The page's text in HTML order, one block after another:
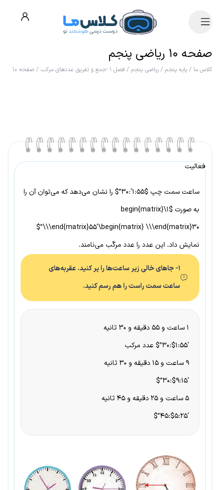
صفحه ۱۰ ریاضی پنجم
کلاس ما / پایه پنجم / ریاضی پنجم / فصل ۱ -جمع و تفریق عددهای مرکب / صفحه ۱۰
فعالیت
ساعت سمت چپ $۱:۵۵′:۳۰”$ را نشان می‌دهد که می‌توان آن را
به صورت $۱\begin{matrix}
\\\end{matrix}55’\begin{matrix} \\\end{matrix}30”$
نمایش داد. این عدد را عدد مرکّب می‌نامند.
1- جاهای خالی زیر ساعت‌ها را پر کنید. عقربه‌های
ساعت سمت راست را هم رسم کنید.
۱ ساعت و ۵۵ دقیقه و ۳۰ ثانیه
$۱:۵۵′:۳۰”$ عدد مرکب
۹ ساعت و ۱۵ دقیقه و ۳۰ ثانیه
$۹:۱۵′:۳۰”$
۵ ساعت و ۲۵ دقیقه و ۴۵ ثانیه
$۵:۲۵′:۴۵”$